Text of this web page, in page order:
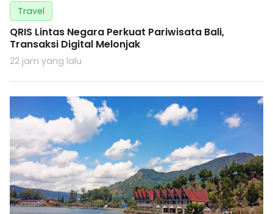
Travel
QRIS Lintas Negara Perkuat Pariwisata Bali,
Transaksi Digital Melonjak
22 jam yang lalu